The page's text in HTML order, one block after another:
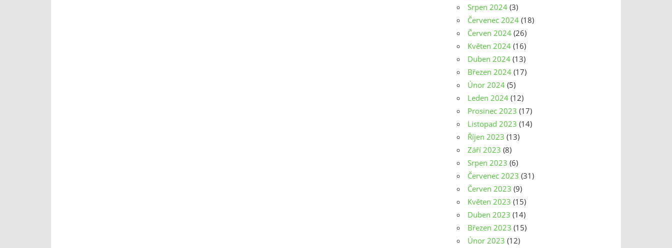
Srpen 2024 (3)
Červenec 2024 (18)
Červen 2024 (26)
Květen 2024 (16)
Duben 2024 (13)
Březen 2024 (17)
Únor 2024 (5)
Leden 2024 (12)
Prosinec 2023 (17)
Listopad 2023 (14)
Říjen 2023 (13)
Září 2023 (8)
Srpen 2023 (6)
Červenec 2023 (31)
Červen 2023 (9)
Květen 2023 (15)
Duben 2023 (14)
Březen 2023 (15)
Únor 2023 (12)